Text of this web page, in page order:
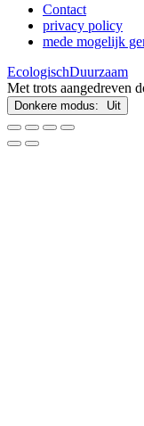
Contact
privacy policy
mede mogelijk
EcologischDuurzaam
Met trots aangedreven
Donkere modus: